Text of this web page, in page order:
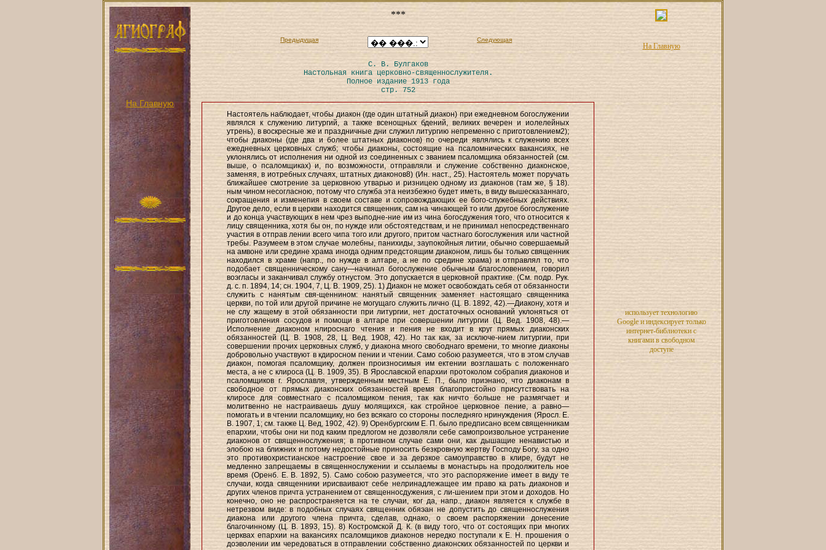
На Главную
***
Предыдущая Следующая
С. В. Булгаков
Настольная книга церковно-священнослужителя.
Полное издание 1913 года
стр. 752
Настоятель наблюдает, чтобы диакон (где один штатный диакон) при ежедневном богослужении
являлся к служению литургий, а также всенощных бдений, великих вечерен и иолелейных
утрень), в воскресные же и праздничные дни служил литургию непременно с приготовлением2);
чтобы диаконы (где два и более штатных диаконов) по очереди являлись к служению всех
ежедневных церковных служб; чтобы диаконы, состоящие на псаломнических вакансиях, не
уклонялись от исполнения ни одной из соединенных с званием псаломщика обязанностей (см.
выше, о псаломщиках) и, по возможности, отправляли и служение собственно диаконское,
заменяя, в иотребных случаях, штатных диаконов8) (Ин. наст., 25). Настоятель может поручать
ближайшее смотрение за церковною утварью и ризницею одному из диаконов (там же, § 18).
ным чином несогласною, потому что служба эта неизбежно будет иметь, в виду вышесказаннаго,
сокращения и изменепия в своем составе и сопровождающих ее бого-служебных действиях.
Другое дело, если в церкви находится священник, сам на чинающей то или другое богослужение
и до конца участвующих в нем чрез выподне-ние им из чина богосдужения того, что относится к
лицу священника, хотя бы он, по нужде или обстоятедствам, и не принимал непосредственнаго
участия в отправ лении всего чипа того или другого, притом частнаго богослужения или частной
требы. Раэумеем в этом случае молебны, панихиды, заупокойныя литии, обычно совершаемый
на амвоне или средине храма иногда одним предстоящим диаконом, лишь бы только священник
находился в храме (напр., по нужде в алтаре, а не по средине храма) и отправлял то, что
подобает священническому сану—начинал богослужение обычным благословением, говорил
воэгласы и заканчивал службу отнустом. Это допускается в церковной практике. (См. подр. Рук.
д. с. п. 1894, 14; сн. 1904, 7, Ц. В. 1909, 25). 1) Диакон не может освобождать себя от обязанности
служить с нанятым свя-щеннином: нанятый священник эаменяет настоящаго священника
церкви, по той или другой причине не могущаго служить лично (Ц. В. 1892, 42).—Диакону, хотя и
не слу жащему в этой обязанности при литургии, нет достаточных оснований уклоняться от
приготовления сосудов и помощи в алтаре при совершении литургии (Ц. Вед. 1908, 48).—
Исполнение диаконом нлироснаго чтения и пения не входит в круг прямых диаконских
обязанностей (Ц. В. 1908, 28, Ц. Вед. 1908, 42). Но так как, за исключе-нием литургии, при
совершении прочих церковных служб, у диакона много свободнаго времени, то многие диаконы
добровольно участвуют в кдиросном пении и чтении. Само собою разумеется, что в этом случав
диакон, помогая псаломщику, должен произносимыя им ектении возглашать с положеннаго
места, а не с клироса (Ц. В. 1909, 35). В Ярославской епархии протоколом собрапия диаконов и
псаломщиков г. Ярославля, утвержденным местным Е. П., было приэнано, что диаконам в
свободное от прямых диаконских обязанностей время благопристойно присутствовать на
клиросе для совместнаго с псаломщиком пения, так как ничто больше не размягчает и
молитвенно не настраиваешь душу молящихся, как стройное церковное пение, а равно—
помогать и в чтении псаломщику, но без всякаго со стороны последняго нринуждения (Яросл. Е.
В. 1907, 1; см. также Ц. Вед, 1902, 42). 9) Оренбургским Е. П. было предписано всем священникам
епархии, чтобы они ни под каким предлогом не дозволяли себе самопроизвольное устранение
диаконов от священнослужения; в противном случае сами они, как дышащие ненавистью и
элобою на ближних и потому недостойные приносить безкровную жертву Господу Богу, за одно
это противохристианское настроение свое и за дерзкое самоуправство в клире, будут не
медленно запрещаемы в священнослужении и ссылаемы в монастырь на продолжитель ное
время (Оренб. Е. В. 1892, 5). Само собою разумеется, что это распоряжение имеет в виду те
случаи, когда священники ирисваивают себе нелринадлежащее им право ка рать диаконов и
других членов причта устранением от священносдужения, с ли-шением при этом и доходов. Но
конечно, оно не распространяется на те случаи, ког да, напр., диакон является к службе в
нетрезвом виде: в подобных случаях священник обяэан не допустить до священнослужения
диакона или другого члена причта, сделав, однако, о своем распоряжении донесение
благочинному (Ц. В. 1893, 15). 8) Костромской Д. К. (в виду того, что от состоящих при многих
церквах епархии на вакансиях псаломщиков диаконов нередко поступали к Е. Н. прошения о
доэволении им чередоваться в отправлении собственно диаконских обязанностей по церкви и
На Главную
использует технологию
Google и индексирует только
интернет-библиотеки с
книгами в свободном
доступе